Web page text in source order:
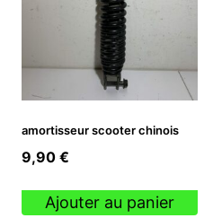
amortisseur scooter chinois
9,90 €
Ajouter au panier